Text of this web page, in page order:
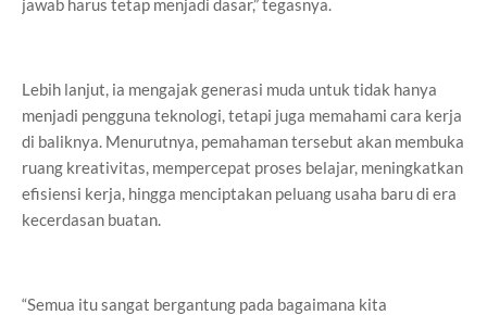
jawab harus tetap menjadi dasar,” tegasnya.
Lebih lanjut, ia mengajak generasi muda untuk tidak hanya
menjadi pengguna teknologi, tetapi juga memahami cara kerja
di baliknya. Menurutnya, pemahaman tersebut akan membuka
ruang kreativitas, mempercepat proses belajar, meningkatkan
efisiensi kerja, hingga menciptakan peluang usaha baru di era
kecerdasan buatan.
“Semua itu sangat bergantung pada bagaimana kita